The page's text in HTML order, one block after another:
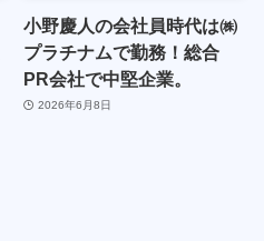
小野慶人の会社員時代は㈱
プラチナムで勤務！総合
PR会社で中堅企業。
2026年6月8日